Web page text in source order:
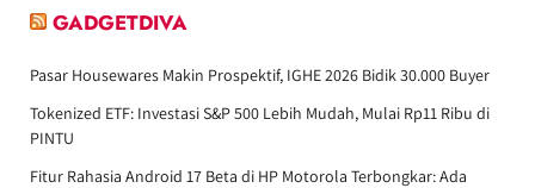
GADGETDIVA
Pasar Housewares Makin Prospektif, IGHE 2026 Bidik 30.000 Buyer
Tokenized ETF: Investasi S&P 500 Lebih Mudah, Mulai Rp11 Ribu di
PINTU
Fitur Rahasia Android 17 Beta di HP Motorola Terbongkar: Ada